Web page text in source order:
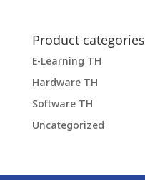
Product categories
E-Learning TH
Hardware TH
Software TH
Uncategorized